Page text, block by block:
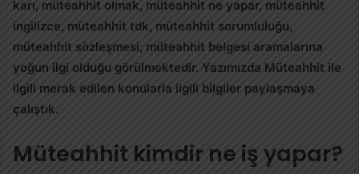
karı, müteahhit olmak, müteahhit ne yapar, müteahhit
ingilizce, müteahhit tdk, müteahhit sorumluluğu,
müteahhit sözleşmesi, müteahhit belgesi aramalarına
yoğun ilgi olduğu görülmektedir. Yazımızda Müteahhit ile
ilgili merak edilen konularla ilgili bilgiler paylaşmaya
çalıştık.
Müteahhit kimdir ne iş yapar?